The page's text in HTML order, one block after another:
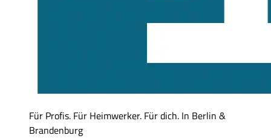
Für Profis. Für Heimwerker. Für dich. In Berlin &
Brandenburg